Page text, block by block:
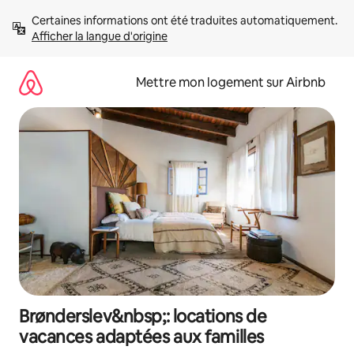
directement
Afficher la langue d'origine
Mettre mon logement sur Airbnb
Brønderslev&nbsp;: locations de
vacances adaptées aux familles